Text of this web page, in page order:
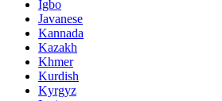
Igbo
Javanese
Kannada
Kazakh
Khmer
Kurdish
Kyrgyz